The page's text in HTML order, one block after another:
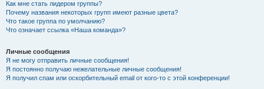
Как мне стать лидером группы?
Почему названия некоторых групп имеют разные цвета?
Что такое группа по умолчанию?
Что означает ссылка «Наша команда»?
Личные сообщения
Я не могу отправить личные сообщения!
Я постоянно получаю нежелательные личные сообщения!
Я получил спам или оскорбительный email от кого-то с этой конференции!